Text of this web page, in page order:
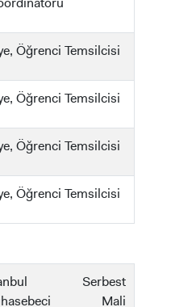
Öğrenci Temsilcisi
Öğrenci Temsilcisi
Öğrenci Temsilcisi
Öğrenci Temsilcisi
Serbest
Mali